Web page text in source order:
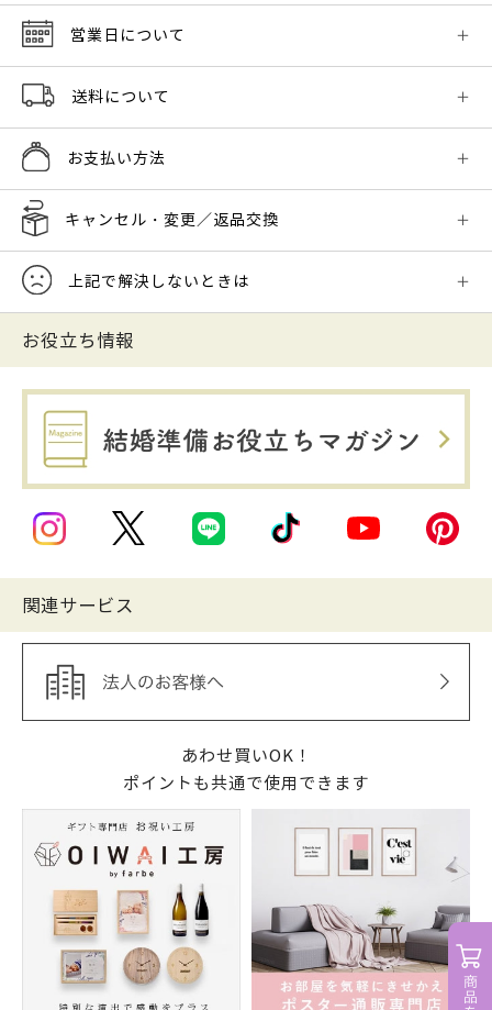
営業日について
送料について
お支払い方法
キャンセル・変更／返品交換
上記で解決しないときは
お役立ち情報
関連サービス
あわせ買いOK！
ポイントも共通で使用できます